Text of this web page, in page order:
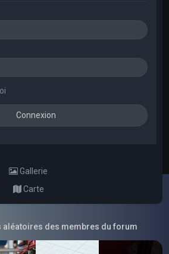
Gallerie
Carte
aléatoires des membres du forum